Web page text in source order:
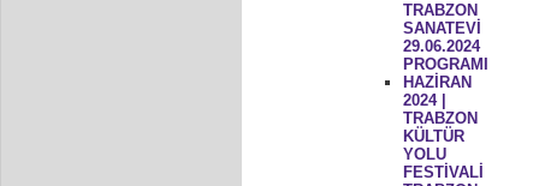
TRABZON
SANATEVİ
29.06.2024
PROGRAMI
HAZİRAN
2024 |
TRABZON
KÜLTÜR
YOLU
FESTİVALİ